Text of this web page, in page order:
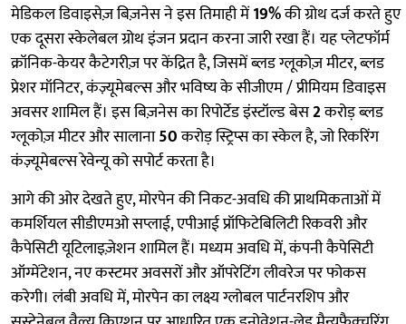
मेडिकल डिवाइसेज़ बिज़नेस ने इस तिमाही में19%की ग्रोथ दर्ज करते हुए
एक दूसरा स्केलेबल ग्रोथ इंजन प्रदान करना जारी रखा हैं। यह प्लेटफॉर्म
क्रॉनिक-केयर कैटेगरीज़ पर केंद्रित है, जिसमें ब्लड ग्लूकोज़ मीटर, ब्लड
प्रेशर मॉनिटर, कंज़्यूमेबल्स और भविष्य के सीजीएम / प्रीमियम डिवाइस
अवसर शामिल हैं। इस बिज़नेस का रिपोर्टेड इंस्टॉल्ड बेस2करोड़ ब्लड
ग्लूकोज़ मीटर और सालाना50करोड़ स्ट्रिप्स का स्केल है, जो रिकरिंग
कंज़्यूमेबल्स रेवेन्यू को सपोर्ट करता है।
आगे की ओर देखते हुए, मोरपेन की निकट-अवधि की प्राथमिकताओं में
कमर्शियल सीडीएमओ सप्लाई, एपीआई प्रॉफिटेबिलिटी रिकवरी और
कैपेसिटी यूटिलाइज़ेशन शामिल हैं। मध्यम अवधि में, कंपनी कैपेसिटी
ऑग्मेंटेशन, नए कस्टमर अवसरों और ऑपरेटिंग लीवरेज पर फोकस
करेगी। लंबी अवधि में, मोरपेन का लक्ष्य ग्लोबल पार्टनरशिप और